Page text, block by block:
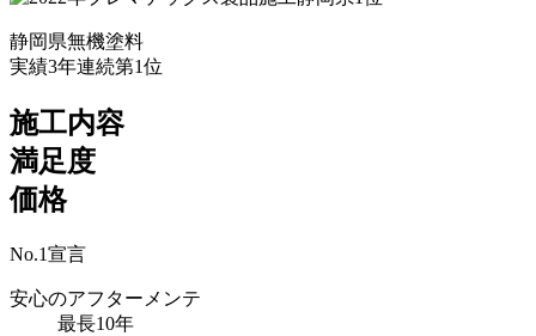
静岡県無機塗料
実績3年連続第1位
施工内容
満足度
価格
No.1宣言
安心のアフターメンテ
最長10年